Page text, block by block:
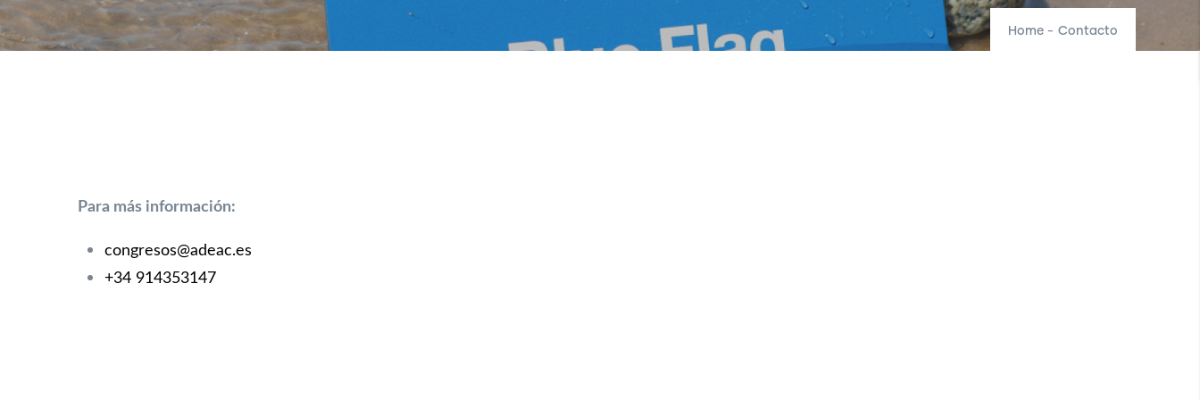
Home - Contacto
Para más información:
congresos@adeac.es
+34 914353147